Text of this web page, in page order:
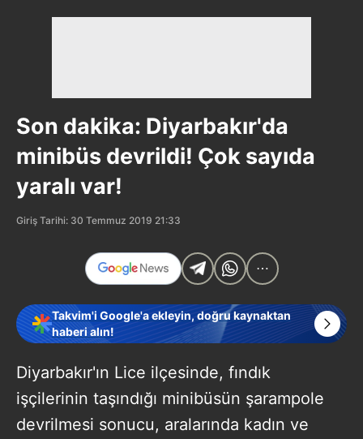
Son dakika: Diyarbakır'da
minibüs devrildi! Çok sayıda
yaralı var!
Giriş Tarihi: 30 Temmuz 2019 21:33
Takvim'i Google'a ekleyin, doğru kaynaktan
haberi alın!
Diyarbakır'ın Lice ilçesinde, fındık
işçilerinin taşındığı minibüsün şarampole
devrilmesi sonucu, aralarında kadın ve